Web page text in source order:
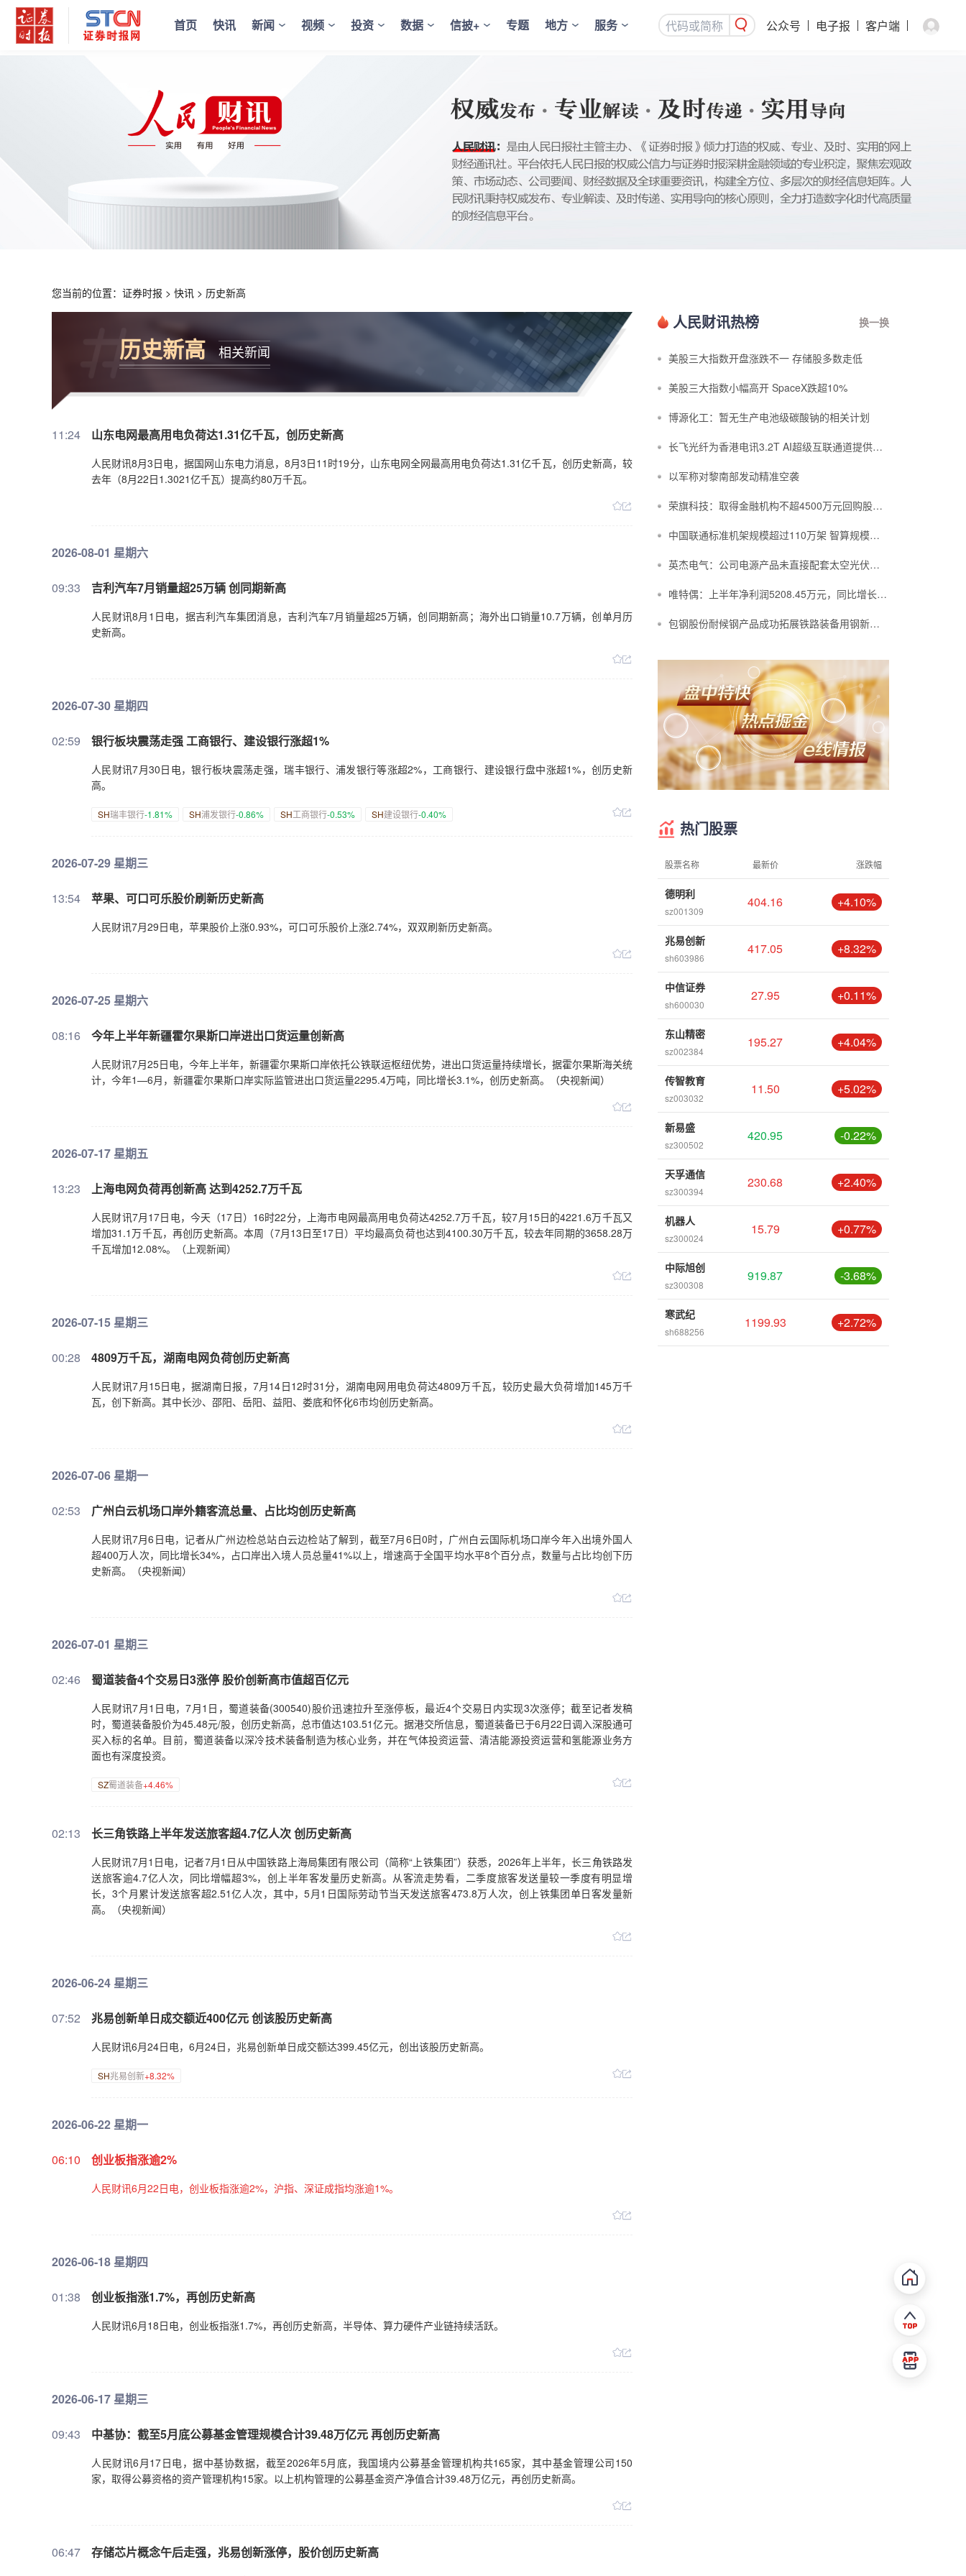
首页 快讯 新闻 视频 投资 数据 信披+ 专题 地方 服务 公众号 电子报 客户端
您当前的位置： 证券时报 > 快讯 > 历史新高
历史新高 相关新闻
11:24 山东电网最高用电负荷达1.31亿千瓦，创历史新高
人民财讯8月3日电，据国网山东电力消息，8月3日11时19分，山东电网全网最高用电负荷达1.31亿千瓦，创历史新高，较
去年（8月22日1.3021亿千瓦）提高约80万千瓦。
2026-08-01 星期六
09:33 吉利汽车7月销量超25万辆 创同期新高
人民财讯8月1日电，据吉利汽车集团消息，吉利汽车7月销量超25万辆，创同期新高；海外出口销量10.7万辆，创单月历
史新高。
2026-07-30 星期四
02:59 ​银行板块震荡走强 工商银行、建设银行涨超1%
人民财讯7月30日电，银行板块震荡走强，瑞丰银行、浦发银行等涨超2%，工商银行、建设银行盘中涨超1%，创历史新
高。
SH瑞丰银行-1.81% SH浦发银行-0.86% SH工商银行-0.53% SH建设银行-0.40%
2026-07-29 星期三
13:54 苹果、可口可乐股价刷新历史新高
人民财讯7月29日电，苹果股价上涨0.93%，可口可乐股价上涨2.74%，双双刷新历史新高。
2026-07-25 星期六
08:16 今年上半年新疆霍尔果斯口岸进出口货运量创新高
人民财讯7月25日电，今年上半年，新疆霍尔果斯口岸依托公铁联运枢纽优势，进出口货运量持续增长，据霍尔果斯海关统
计，今年1—6月，新疆霍尔果斯口岸实际监管进出口货运量2295.4万吨，同比增长3.1%，创历史新高。（央视新闻）
2026-07-17 星期五
13:23 上海电网负荷再创新高 达到4252.7万千瓦
人民财讯7月17日电，今天（17日）16时22分，上海市电网最高用电负荷达4252.7万千瓦，较7月15日的4221.6万千瓦又
增加31.1万千瓦，再创历史新高。本周（7月13日至17日）平均最高负荷也达到4100.30万千瓦，较去年同期的3658.28万
千瓦增加12.08%。（上观新闻）
2026-07-15 星期三
00:28 4809万千瓦，湖南电网负荷创历史新高
人民财讯7月15日电，据湖南日报，7月14日12时31分，湖南电网用电负荷达4809万千瓦，较历史最大负荷增加145万千
瓦，创下新高。其中长沙、邵阳、岳阳、益阳、娄底和怀化6市均创历史新高。
2026-07-06 星期一
02:53 广州白云机场口岸外籍客流总量、占比均创历史新高
人民财讯7月6日电，记者从广州边检总站白云边检站了解到，截至7月6日0时，广州白云国际机场口岸今年入出境外国人
超400万人次，同比增长34%，占口岸出入境人员总量41%以上，增速高于全国平均水平8个百分点，数量与占比均创下历
史新高。（央视新闻）
2026-07-01 星期三
02:46 蜀道装备4个交易日3涨停 股价创新高市值超百亿元
人民财讯7月1日电，7月1日，蜀道装备(300540)股价迅速拉升至涨停板，最近4个交易日内实现3次涨停；截至记者发稿
时，蜀道装备股价为45.48元/股，创历史新高，总市值达103.51亿元。据港交所信息，蜀道装备已于6月22日调入深股通可
买入标的名单。目前，蜀道装备以深冷技术装备制造为核心业务，并在气体投资运营、清洁能源投资运营和氢能源业务方
面也有深度投资。
SZ蜀道装备+4.46%
02:13 长三角铁路上半年发送旅客超4.7亿人次 创历史新高
人民财讯7月1日电，记者7月1日从中国铁路上海局集团有限公司（简称“上铁集团”）获悉，2026年上半年，长三角铁路发
送旅客逾4.7亿人次，同比增幅超3%，创上半年客发量历史新高。从客流走势看，二季度旅客发送量较一季度有明显增
长，3个月累计发送旅客超2.51亿人次，其中，5月1日国际劳动节当天发送旅客473.8万人次，创上铁集团单日客发量新
高。（央视新闻）
2026-06-24 星期三
07:52 兆易创新单日成交额近400亿元 创该股历史新高
人民财讯6月24日电，6月24日，兆易创新单日成交额达399.45亿元，创出该股历史新高。
SH兆易创新+8.32%
2026-06-22 星期一
06:10 创业板指涨逾2%
人民财讯6月22日电，创业板指涨逾2%，沪指、深证成指均涨逾1%。
2026-06-18 星期四
01:38 创业板指涨1.7%，再创历史新高
人民财讯6月18日电，创业板指涨1.7%，再创历史新高，半导体、算力硬件产业链持续活跃。
2026-06-17 星期三
09:43 中基协：截至5月底公募基金管理规模合计39.48万亿元 再创历史新高
人民财讯6月17日电，据中基协数据，截至2026年5月底，我国境内公募基金管理机构共165家，其中基金管理公司150
家，取得公募资格的资产管理机构15家。以上机构管理的公募基金资产净值合计39.48万亿元，再创历史新高。
06:47 存储芯片概念午后走强，兆易创新涨停，股价创历史新高
人民财讯热榜 换一换
美股三大指数开盘涨跌不一 存储股多数走低
美股三大指数小幅高开 SpaceX跌超10%
博源化工：暂无生产电池级碳酸钠的相关计划
长飞光纤为香港电讯3.2T AI超级互联通道提供空芯光纤光缆
以军称对黎南部发动精准空袭
荣旗科技：取得金融机构不超4500万元回购股份专项融资支持
中国联通标准机架规模超过110万架 智算规模达到45EFLOPS
英杰电气：公司电源产品未直接配套太空光伏项目
唯特偶：上半年净利润5208.45万元，同比增长23.47%
包钢股份耐候钢产品成功拓展铁路装备用钢新赛道
热门股票
股票名称 最新价 涨跌幅
德明利
sz001309
404.16 +4.10%
兆易创新
sh603986
417.05 +8.32%
中信证券
sh600030
27.95 +0.11%
东山精密
sz002384
195.27 +4.04%
传智教育
sz003032
11.50 +5.02%
新易盛
sz300502
420.95 -0.22%
天孚通信
sz300394
230.68 +2.40%
机器人
sz300024
15.79 +0.77%
中际旭创
sz300308
919.87 -3.68%
寒武纪
sh688256
1199.93 +2.72%